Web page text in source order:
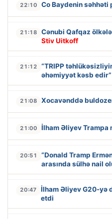
22:10 Co Baydenin səhhəti
21:18 Cənubi Qafqaz
Stiv Uitkoff
21:12
“TRIPP
əhəmiyyət kəsb edir”
21:08 Xocavənddə
21:00 İlham Əliyev Trampa
20:51
“Donald Tramp
arasında sülhə nail
20:47
İlham Əliyev G20-yə
etdi